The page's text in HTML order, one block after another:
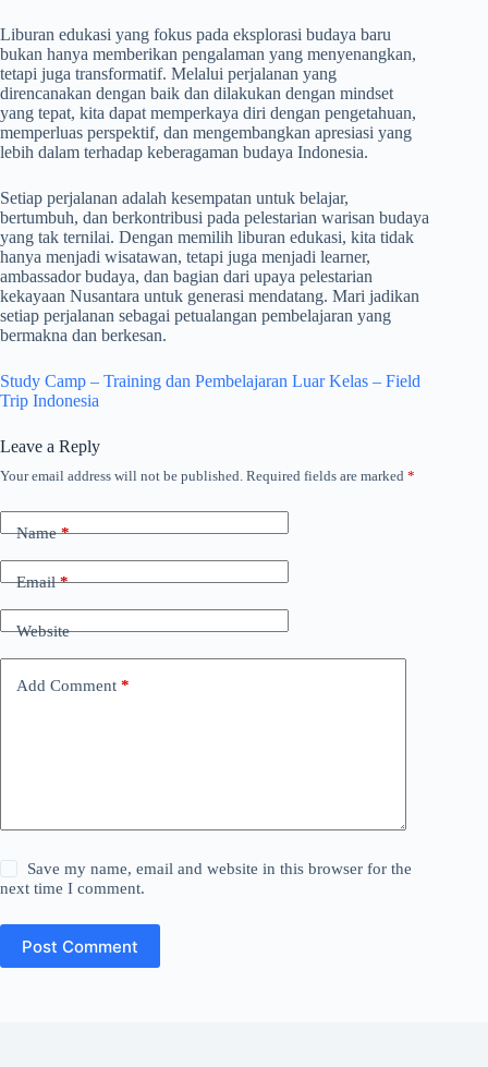
Liburan edukasi yang fokus pada eksplorasi budaya baru
bukan hanya memberikan pengalaman yang menyenangkan,
tetapi juga transformatif. Melalui perjalanan yang
direncanakan dengan baik dan dilakukan dengan mindset
yang tepat, kita dapat memperkaya diri dengan pengetahuan,
memperluas perspektif, dan mengembangkan apresiasi yang
lebih dalam terhadap keberagaman budaya Indonesia.
Setiap perjalanan adalah kesempatan untuk belajar,
bertumbuh, dan berkontribusi pada pelestarian warisan budaya
yang tak ternilai. Dengan memilih liburan edukasi, kita tidak
hanya menjadi wisatawan, tetapi juga menjadi learner,
ambassador budaya, dan bagian dari upaya pelestarian
kekayaan Nusantara untuk generasi mendatang. Mari jadikan
setiap perjalanan sebagai petualangan pembelajaran yang
bermakna dan berkesan.
Study Camp – Training dan Pembelajaran Luar Kelas – Field
Trip Indonesia
Leave a Reply
Your email address will not be published. Required fields are marked *
Name*
Email*
Website
Add Comment *
Save my name, email and website in this browser for the
next time I comment.
Post Comment